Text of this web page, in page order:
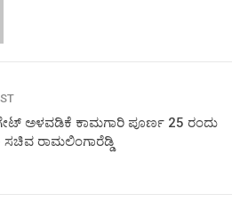
ಅಳವಡಿಕೆ ಕಾಮಗಾರಿ ಪೂರ್ಣ 25 ರಂದು
ರಾಮಲಿಂಗಾರೆಡ್ಡಿ